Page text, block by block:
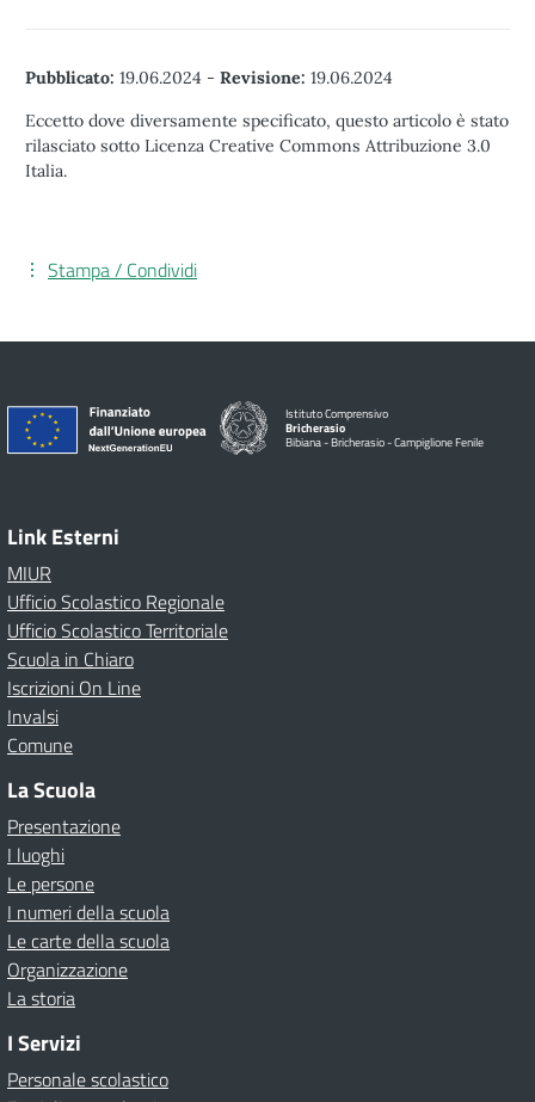
Pubblicato: 19.06.2024 - Revisione: 19.06.2024
Eccetto dove diversamente specificato, questo articolo è stato
rilasciato sotto Licenza Creative Commons Attribuzione 3.0
Italia.
Stampa / Condividi
Istituto Comprensivo
Bricherasio
Bibiana - Bricherasio - Campiglione Fenile
Link Esterni
MIUR
Ufficio Scolastico Regionale
Ufficio Scolastico Territoriale
Scuola in Chiaro
Iscrizioni On Line
Invalsi
Comune
La Scuola
Presentazione
I luoghi
Le persone
I numeri della scuola
Le carte della scuola
Organizzazione
La storia
I Servizi
Personale scolastico